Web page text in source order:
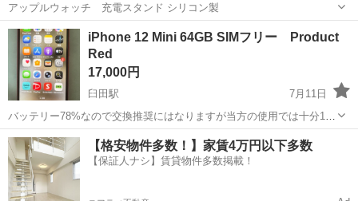
アップルウォッチ 充電スタンド シリコン製
長野 須坂市 アップルウォッチ
iPhone 12 Mini 64GB SIMフリー Product
Red
17,000円
臼田駅
7月11日
バッテリー78%なので交換推奨にはなりますが当方の使用では十分1日
持ちます。裏面ケースのガラス下部にヒビがありますがケースで隠れ
るので問題ないと思います。液晶、動作問題ありません。本体のみで
す。ヒビ以外大きな傷はありません。
長野 佐久市 臼田駅 その他
【格安物件多数！】家賃4万円以下多数
【保証人ナシ】賃貸物件多数掲載！